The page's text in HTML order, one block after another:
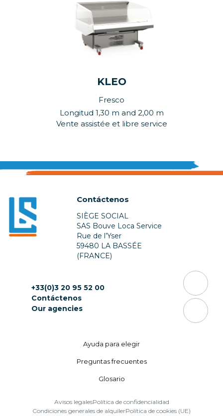
KLEO
Fresco
Longitud 1,30 m and 2,00 m
Vente assistée et libre service
Contáctenos
SIÈGE SOCIAL
SAS Bouve Loca Service
Rue de l’Yser
59480 LA BASSÉE
(FRANCE)
+33(0)3 20 95 52 00
Contáctenos
Our agencies
Ayuda para elegir
Preguntas frecuentes
Glosario
Avisos legalesPolítica de confidencialidad
Condiciones generales de alquilerPolítica de cookies (UE)